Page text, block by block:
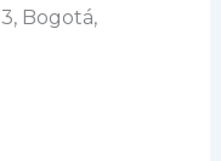
Bogotá,